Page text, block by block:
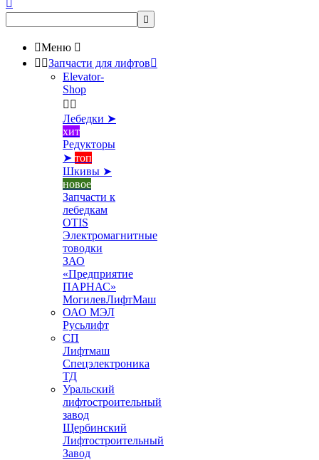


Меню 
 Запчасти для лифтов
Elevator-
Shop
 
Лебедки ➤
хит
Редукторы
➤ топ
Шкивы ➤
новое
Запчасти к
лебедкам
OTIS
Электромагнитные
товодки
ЗАО
«Предприятие
ПАРНАС»
МогилевЛифтМаш
ОАО МЭЛ
Русьлифт
СП
Лифтмаш
Спецэлектроника
ТД
Уральский
лифтостроительный
завод
Щербинский
Лифтостроительный
Завод